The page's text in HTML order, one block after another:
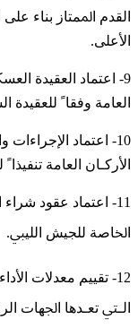
ﺍﻟﻘﺪﻡ ﺍﳌﻤﺘﺎﺯ ﺑﻨﺎﺀ
ﺍﻷﻋﻠﻰ.
9- ﺍﻋﺘﻤﺎﺩ ﺍﻟﻌﻘﻴﺪﺓ
ﺍﻟﻌﺎﻣﺔ ﻭﻓﻘﺎﹰ ﻟﻠﻌﻘﻴﺪﺓ
10- ﺍﻋﺘﻤﺎﺩ
ﺍﻷﺭﻛـﺎﻥ ﺍﻟﻌﺎﻣﺔ
11- ﺍﻋﺘﻤﺎﺩ ﻋﻘﻮﺩ
ﺍﳋﺎﺻﺔ ﻟﻠﺠﻴﺶ ﺍﻟﻠﻴﱯ.
12- ﺗﻘﻴﻴﻢ ﻣﻌﺪﻻﺕ
ﺍﻟـﱵ ﺗﻌـﺪﻫﺎ ﺍﳉﻬﺎﺕ